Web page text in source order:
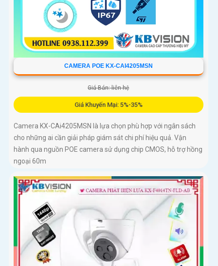
CAMERA POE KX-CAI4205MSN
Giá Bán: liên hệ
Giá Khuyến Mại: 5%-35%
Camera KX-CAi4205MSN là lựa chọn phù hợp với ngân sách
cho những ai cần giải pháp giám sát chi phí hiệu quả. Vận
hành qua nguồn POE camera sử dụng chip CMOS, hỗ trợ hồng
ngoại 60m